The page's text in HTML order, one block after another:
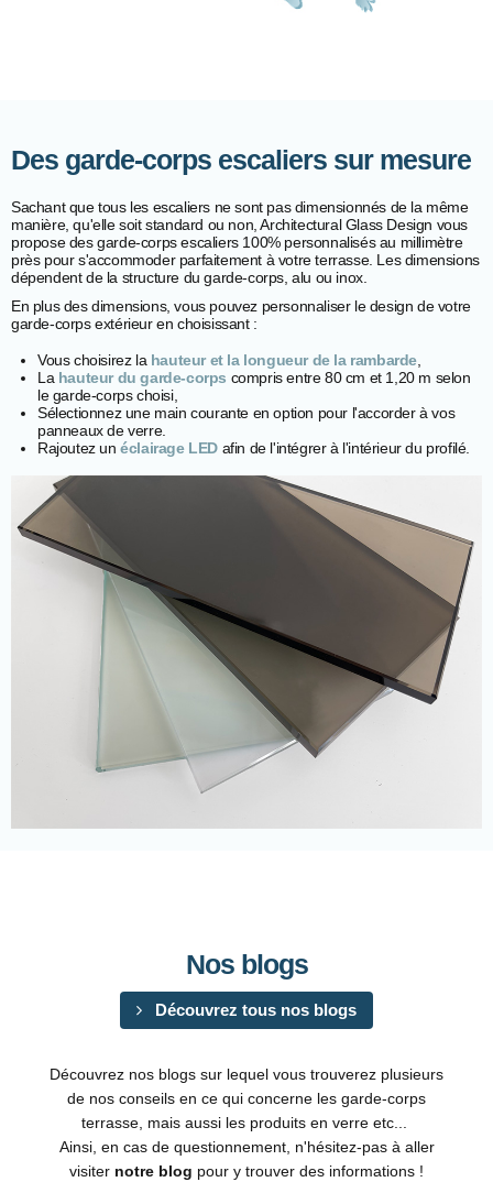
Des garde-corps escaliers sur mesure
Sachant que tous les escaliers ne sont pas dimensionnés de la même
manière, qu'elle soit standard ou non, Architectural Glass Design vous
propose des garde-corps escaliers 100% personnalisés au millimètre
près pour s'accommoder parfaitement à votre terrasse. Les dimensions
dépendent de la structure du garde-corps, alu ou inox.
En plus des dimensions, vous pouvez personnaliser le design de votre
garde-corps extérieur en choisissant :
Vous choisirez la hauteur et la longueur de la rambarde
La hauteur du garde-corps compris entre 80 cm et 1,20 m selon
le garde-corps choisi,
Sélectionnez une main courante en option pour l'accorder à vos
panneaux de verre.
Rajoutez unéclairage LED afin de l'intégrer à l'intérieur du profilé.
Nos blogs
Découvrez tous nos blogs
Découvrez nos blogs sur lequel vous trouverez plusieurs
de nos conseils en ce qui concerne les garde-corps
terrasse, mais aussi les produits en verre etc...
Ainsi, en cas de questionnement, n'hésitez-pas à aller
visiter notre blog pour y trouver des informations !